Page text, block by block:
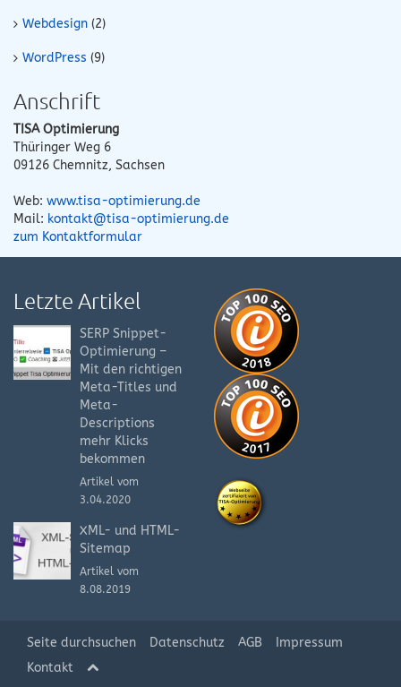
Webdesign (2)
WordPress (9)
Anschrift
TISA Optimierung
Thüringer Weg 6
09126 Chemnitz, Sachsen
Web: www.tisa-optimierung.de
Mail: kontakt@tisa-optimierung.de
zum Kontaktformular
Letzte Artikel
SERP Snippet-
Optimierung –
Mit den richtigen
Meta-Titles und
Meta-
Descriptions
mehr Klicks
bekommen
Artikel vom
3.04.2020
XML- und HTML-
Sitemap
Artikel vom
8.08.2019
Seite durchsuchen Datenschutz AGB
Impressum
Kontakt